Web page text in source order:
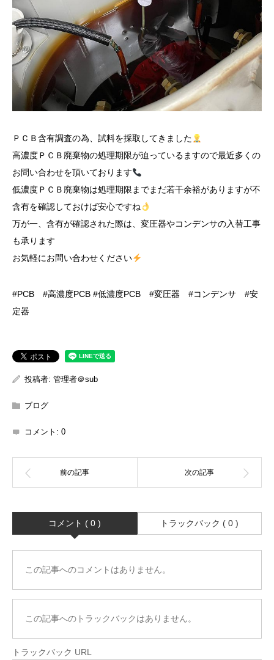
ＰＣＢ含有調査の為、試料を採取してきました
高濃度ＰＣＢ廃棄物の処理期限が迫っているますので最近多くの
お問い合わせを頂いております
低濃度ＰＣＢ廃棄物は処理期限までまだ若干余裕がありますが不
含有を確認しておけば安心ですね
万が一、含有が確認された際は、変圧器やコンデンサの入替工事
も承ります
お気軽にお問い合わせください
#PCB #高濃度PCB #低濃度PCB #変圧器 #コンデンサ #安
定器
投稿者: 管理者＠sub
ブログ
コメント: 0
コメント ( 0 ) トラックバック ( 0 )
この記事へのコメントはありません。
この記事へのトラックバックはありません。
トラックバック URL